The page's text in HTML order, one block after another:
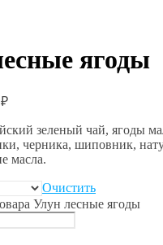
ягоды
₽
зеленый чай, ягоды
черника, шиповник,
масла.
Очистить
Улун лесные ягоды